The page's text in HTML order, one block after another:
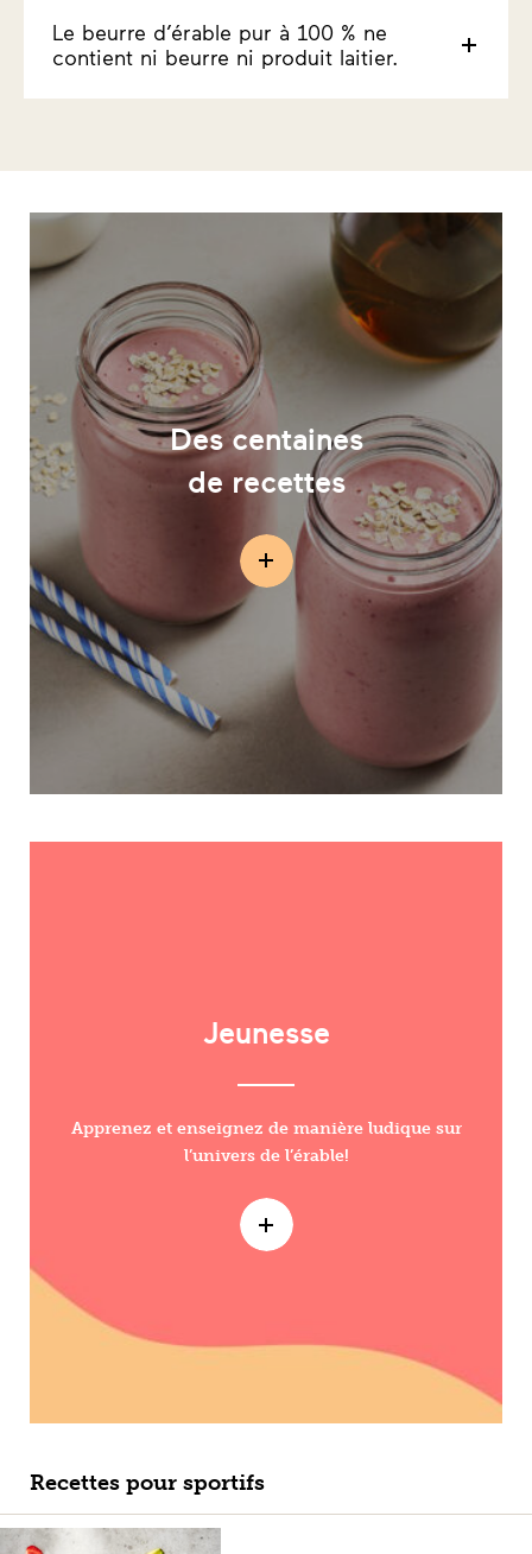
Le beurre d’érable pur à 100 % ne
contient ni beurre ni produit laitier.
Des centaines
de recettes
Jeunesse
Apprenez et enseignez de manière ludique sur
l’univers de l’érable!
Recettes pour sportifs